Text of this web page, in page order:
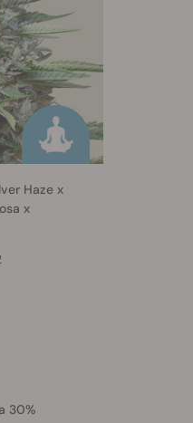
Haze x
x
30%